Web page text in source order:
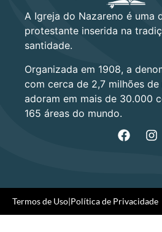
A Igreja do Nazareno é uma
protestante inserida na
santidade.
Organizada em 1908, a
com cerca de 2,7 milhões
adoram em mais de 30.000
165 áreas do mundo.
Termos de Uso|Política de Privacidade